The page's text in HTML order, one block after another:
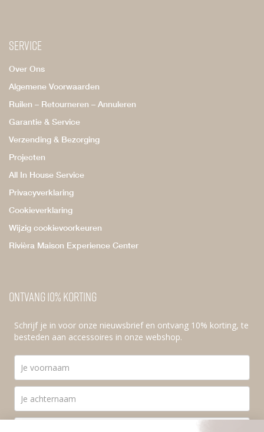
Service
Over Ons
Algemene Voorwaarden
Ruilen – Retourneren – Annuleren
Garantie & Service
Verzending & Bezorging
Projecten
All In House Service
Privacyverklaring
Cookieverklaring
Wijzig cookievoorkeuren
Rivièra Maison Experience Center
Ontvang 10% korting
Schrijf je in voor onze nieuwsbrief en ontvang 10% korting, te
besteden aan accessoires in onze webshop.